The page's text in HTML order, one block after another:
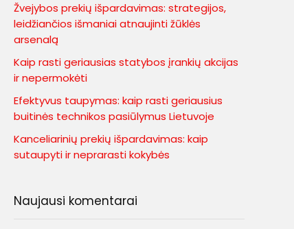
Žvejybos prekių išpardavimas: strategijos,
leidžiančios išmaniai atnaujinti žūklės
arsenalą
Kaip rasti geriausias statybos įrankių akcijas
ir nepermokėti
Efektyvus taupymas: kaip rasti geriausius
buitinės technikos pasiūlymus Lietuvoje
Kanceliarinių prekių išpardavimas: kaip
sutaupyti ir neprarasti kokybės
Naujausi komentarai